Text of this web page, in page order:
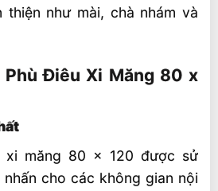
thiện như mài, chà nhám và
Phù Điêu Xi Măng 80 x
xi măng 80 x 120 được sử
cho các không gian nội